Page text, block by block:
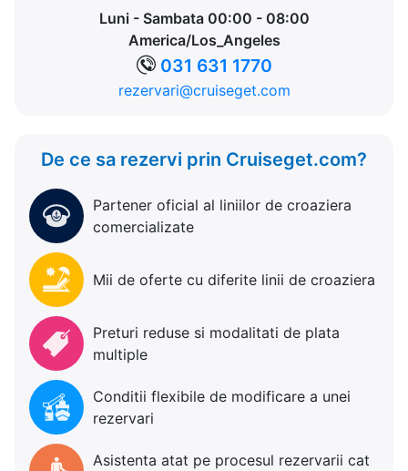
Luni - Sambata 00:00 - 08:00
America/Los_Angeles
031 631 1770
rezervari@cruiseget.com
De ce sa rezervi prin Cruiseget.com?
Partener oficial al liniilor de croaziera
comercializate
Mii de oferte cu diferite linii de croaziera
Preturi reduse si modalitati de plata
multiple
Conditii flexibile de modificare a unei
rezervari
Asistenta atat pe procesul rezervarii cat